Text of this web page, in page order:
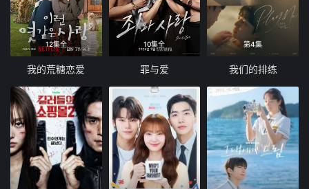
12集全
我的荒糖恋爱
10集全
罪与爱
第4集
我们的排练